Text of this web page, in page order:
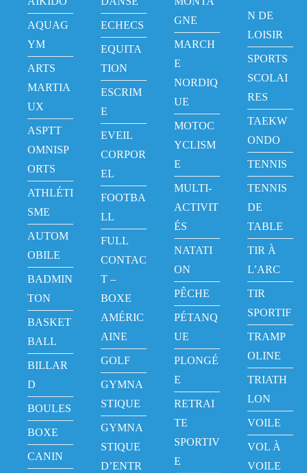
AQUAG
YM
ARTS
MARTIA
UX
ASPTT
OMNISP
ORTS
ATHLÉTI
SME
AUTOM
OBILE
BADMIN
TON
BASKET
BALL
BILLAR
D
BOULES
BOXE
CANIN
ECHECS
EQUITA
TION
ESCRIM
E
EVEIL
CORPOR
EL
FOOTBA
LL
FULL
CONTAC
T –
BOXE
AMÉRIC
AINE
GOLF
GYMNA
STIQUE
GYMNA
STIQUE
D’ENTR
GNE
MARCH
E
NORDIQ
UE
MOTOC
YCLISM
E
MULTI-
ACTIVIT
ÉS
NATATI
ON
PÊCHE
PÉTANQ
UE
PLONGÉ
E
RETRAI
TE
SPORTIV
E
N DE
LOISIR
SPORTS
SCOLAI
RES
TAEKW
ONDO
TENNIS
TENNIS
DE
TABLE
TIR À
L’ARC
TIR
SPORTIF
TRAMP
OLINE
TRIATH
LON
VOILE
VOL À
VOILE